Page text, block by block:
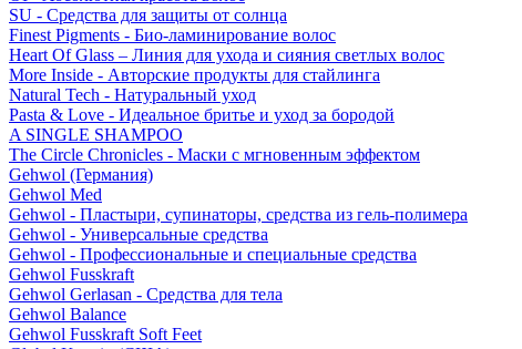
SU - Средства для защиты от солнца
Finest Pigments - Био-ламинирование волос
Heart Of Glass – Линия для ухода и сияния светлых волос
More Inside - Авторские продукты для стайлинга
Natural Tech - Натуральный уход
Pasta & Love - Идеальное бритье и уход за бородой
A SINGLE SHAMPOO
The Circle Chronicles - Маски с мгновенным эффектом
Gehwol (Германия)
Gehwol Med
Gehwol - Пластыри, супинаторы, средства из гель-полимера
Gehwol - Универсальные средства
Gehwol - Профессиональные и специальные средства
Gehwol Fusskraft
Gehwol Gerlasan - Средства для тела
Gehwol Balance
Gehwol Fusskraft Soft Feet